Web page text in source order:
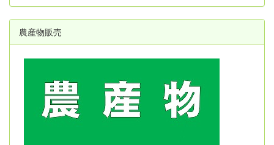
農産物販売